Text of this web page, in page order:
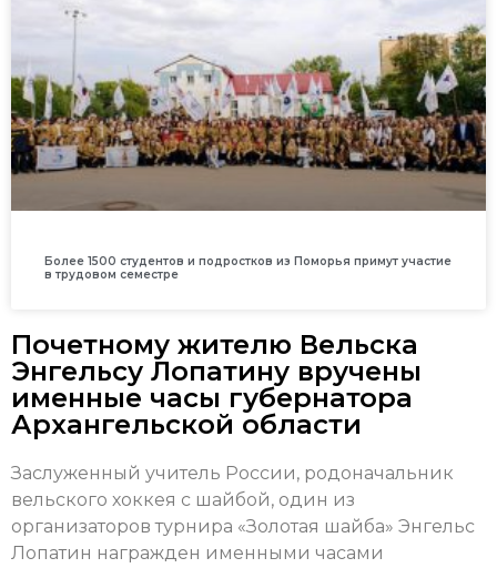
Более 1500 студентов и подростков из Поморья примут участие
в трудовом семестре
Почетному жителю Вельска
Энгельсу Лопатину вручены
именные часы губернатора
Архангельской области
Заслуженный учитель России, родоначальник
вельского хоккея с шайбой, один из
организаторов турнира «Золотая шайба» Энгельс
Лопатин награжден именными часами